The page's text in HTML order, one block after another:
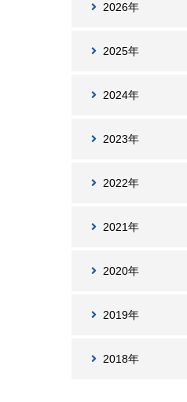
2026年
2025年
2024年
2023年
2022年
2021年
2020年
2019年
2018年